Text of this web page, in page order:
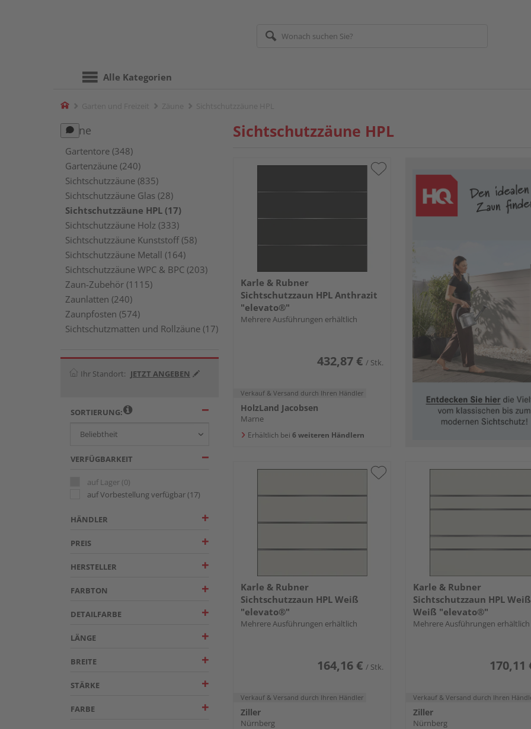
Alle Kategorien
Home
Zäune
Gartentore (348)
Gartenzäune (240)
Sichtschutzzäune (835)
Sichtschutzzäune Glas (28)
Sichtschutzzäune HPL (17)
Sichtschutzzäune Holz (333)
Sichtschutzzäune Kunststoff (58)
Sichtschutzzäune Metall (164)
Sichtschutzzäune WPC & BPC (203)
Zaun-Zubehör (1115)
Zaunlatten (240)
Zaunpfosten (574)
Sichtschutzmatten und Rollzäune (17)
Ihr Standort: JETZT ANGEBEN
SORTIERUNG:
VERFÜGBARKEIT
auf Lager (0)
auf Vorbestellung verfügbar(17)
HÄNDLER
PREIS
HERSTELLER
FARBTON
DETAILFARBE
LÄNGE
BREITE
STÄRKE
FARBE
Sichtschutzzäune HPL
Karle & Rubner
Sichtschutzzaun HPL Anthrazit
"elevato®"
Mehrere Ausführungen erhältlich
432,87 € / Stk.
Verkauf & Versand durch Ihren Händler
HolzLand Jacobsen
Marne
Erhältlich bei 6 weiteren Händlern
Karle & Rubner
Sichtschutzzaun HPL Weiß
"elevato®"
Mehrere Ausführungen erhältlich
164,16 € / Stk.
Verkauf & Versand durch Ihren Händler
Ziller
Nürnberg
Karle & Rubner
Sichtschutzzaun HPL
Weiß "elevato®"
Mehrere Ausführungen erhältlich
170,11
Verkauf & Versand durch Ihren
Ziller
Nürnberg